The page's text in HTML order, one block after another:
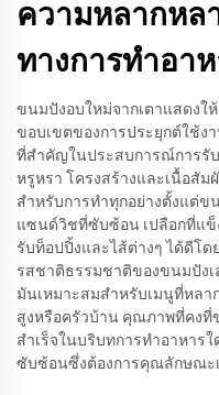
ความหลากหล
ทางการทำอา
ขนมปังอบใหม่จากเตาแสดงใ
ขอบเขตของการประยุกต์ใช้ง
ที่สำคัญในประสบการณ์การรั
หรูหรา โครงสร้างและเนื้อสัม
สำหรับการทำทุกอย่างตั้งแต่ข
แซนด์วิชที่ซับซ้อน เปลือกที่แข็
รับท็อปปิ้งและไส้ต่างๆ ได้ดีโ
รสชาติธรรมชาติของขนมปังเ
มันเหมาะสมสำหรับเมนูที่หลา
สูงหรือครัวบ้าน คุณภาพที่คง
สำเร็จในบริบทการทำอาหาร
ซับซ้อนซึ่งต้องการคุณลักษณะ